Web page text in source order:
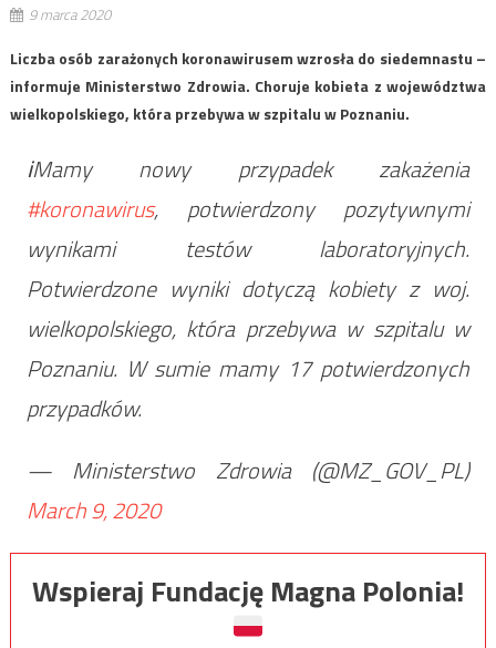
9 marca 2020
Liczba osób zarażonych koronawirusem wzrosła do siedemnastu –
informuje Ministerstwo Zdrowia. Choruje kobieta z województwa
wielkopolskiego, która przebywa w szpitalu w Poznaniu.
ℹ️Mamy nowy przypadek zakażenia
#koronawirus, potwierdzony pozytywnymi
wynikami testów laboratoryjnych.
Potwierdzone wyniki dotyczą kobiety z woj.
wielkopolskiego, która przebywa w szpitalu w
Poznaniu. W sumie mamy 17 potwierdzonych
przypadków.
— Ministerstwo Zdrowia (@MZ_GOV_PL)
March 9, 2020
Wspieraj Fundację Magna Polonia!